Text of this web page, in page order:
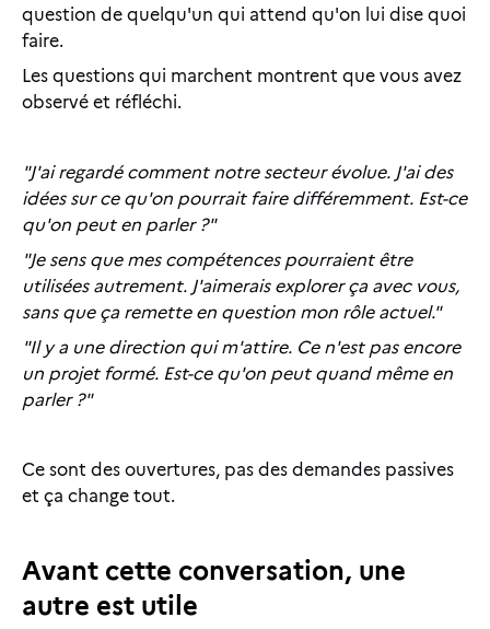
question de quelqu'un qui attend qu'on lui dise quoi
faire.
Les questions qui marchent montrent que vous avez
observé et réfléchi.
"J'ai regardé comment notre secteur évolue. J'ai des
idées sur ce qu'on pourrait faire différemment. Est-ce
qu'on peut en parler ?"
"Je sens que mes compétences pourraient être
utilisées autrement. J'aimerais explorer ça avec vous,
sans que ça remette en question mon rôle actuel."
"Il y a une direction qui m'attire. Ce n'est pas encore
un projet formé. Est-ce qu'on peut quand même en
parler ?"
Ce sont des ouvertures, pas des demandes passives
et ça change tout.
Avant cette conversation, une
autre est utile